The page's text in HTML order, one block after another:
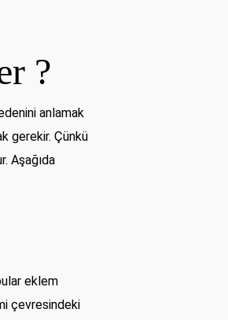
?
anlamak
gerekir. Çünkü
Aşağıda
eklem
çevresindeki